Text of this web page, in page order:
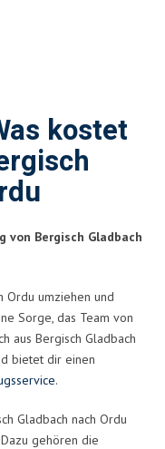
kostet
von Bergisch Gladbach
Ordu umziehen und
Sorge, das Team von
aus Bergisch Gladbach
bietet dir einen
.
Gladbach nach Ordu
gehören die